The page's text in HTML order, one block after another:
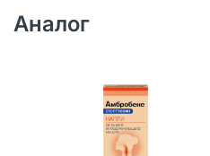
Аналог